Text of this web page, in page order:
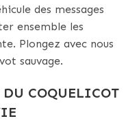
des messages
ensemble les
Plongez avec nous
sauvage.
DU COQUELICOT